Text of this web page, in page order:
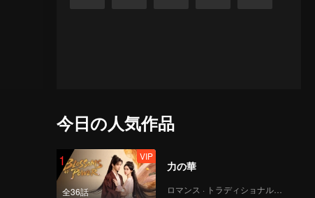
今日の人気作品
1
全36話
VIP
力の華
ロマンス · トラディショナル・コスチューム